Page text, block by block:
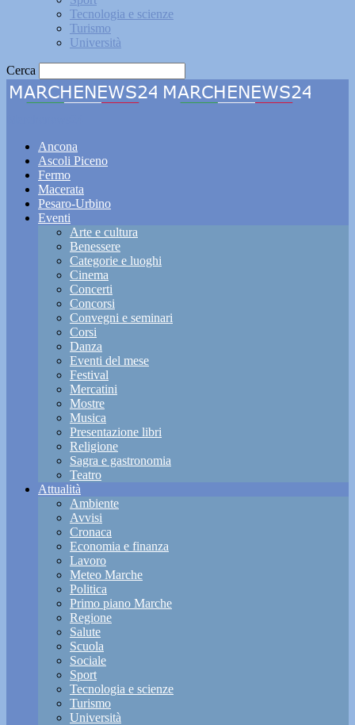
Tecnologia e scienze
Turismo
Università
Cerca
Ancona
Ascoli Piceno
Fermo
Macerata
Pesaro-Urbino
Eventi
Arte e cultura
Benessere
Categorie e luoghi
Cinema
Concerti
Concorsi
Convegni e seminari
Corsi
Danza
Eventi del mese
Festival
Mercatini
Mostre
Musica
Presentazione libri
Religione
Sagra e gastronomia
Teatro
Attualità
Ambiente
Avvisi
Cronaca
Economia e finanza
Lavoro
Meteo Marche
Politica
Primo piano Marche
Regione
Salute
Scuola
Sociale
Sport
Tecnologia e scienze
Turismo
Università